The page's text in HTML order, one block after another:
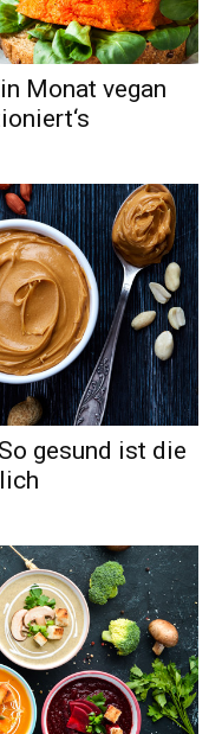
Monat vegan
gesund ist die